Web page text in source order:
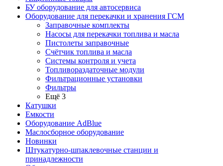
БУ оборудование для автосервиса
Оборудование для перекачки и хранения ГСМ
Заправочные комплекты
Насосы для перекачки топлива и масла
Пистолеты заправочные
Счётчик топлива и масла
Системы контроля и учета
Топливораздаточные модули
Фильтрационные установки
Фильтры
Ещё 3
Катушки
Емкости
Оборудование AdBlue
Маслосборное оборудование
Новинки
Штукатурно-шпаклевочные станции и
принадлежности